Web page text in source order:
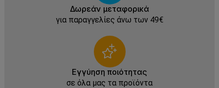
Δωρεάν μεταφορικά
για παραγγελίες άνω των 49€
Εγγύηση ποιότητας
σε όλα μας τα προϊόντα